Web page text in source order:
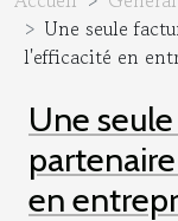
Une seule
l'efficacité en
Une
en